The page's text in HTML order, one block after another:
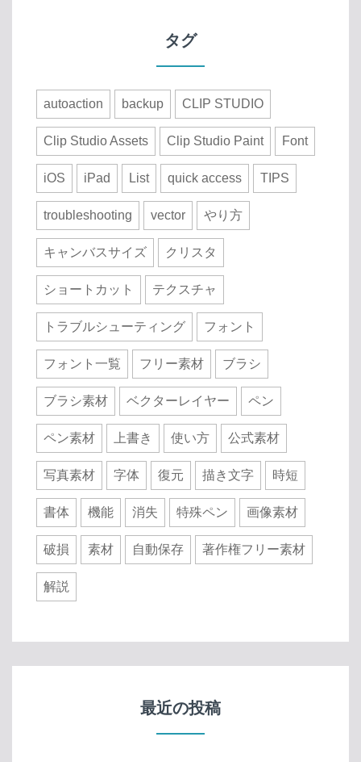
タグ
autoaction backup CLIP STUDIO
Clip Studio Assets Clip Studio Paint Font
iOS iPad List quick access TIPS
troubleshooting vector やり方
キャンバスサイズ クリスタ
ショートカット テクスチャ
トラブルシューティング フォント
フォント一覧 フリー素材 ブラシ
ブラシ素材 ベクターレイヤー ペン
ペン素材 上書き 使い方 公式素材
写真素材 字体 復元 描き文字 時短
書体 機能 消失 特殊ペン 画像素材
破損 素材 自動保存 著作権フリー素材
解説
最近の投稿